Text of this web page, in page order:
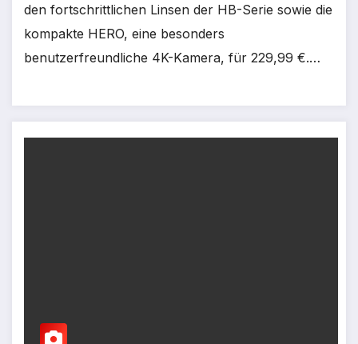
den fortschrittlichen Linsen der HB-Serie sowie die
kompakte HERO, eine besonders
benutzerfreundliche 4K-Kamera, für 229,99 €.…